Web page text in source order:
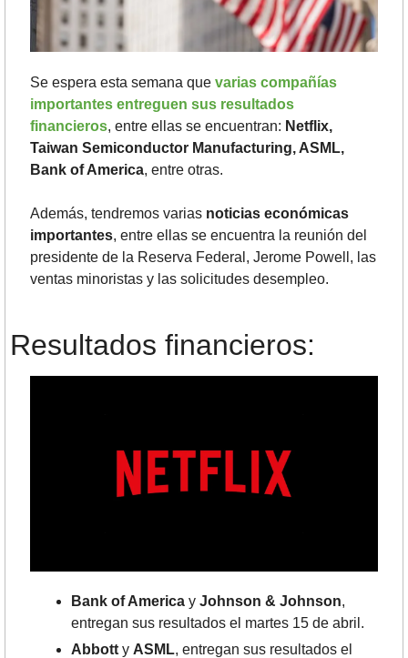
Se espera esta semana que varias compañías
importantes entreguen sus resultados
financieros, entre ellas se encuentran: Netflix,
Taiwan Semiconductor Manufacturing, ASML,
Bank of America, entre otras.
Además, tendremos varias noticias económicas
importantes, entre ellas se encuentra la reunión del
presidente de la Reserva Federal, Jerome Powell, las
ventas minoristas y las solicitudes desempleo.
Resultados financieros:
Bank of America y Johnson & Johnson,
entregan sus resultados el martes 15 de abril.
Abbott y ASML, entregan sus resultados el